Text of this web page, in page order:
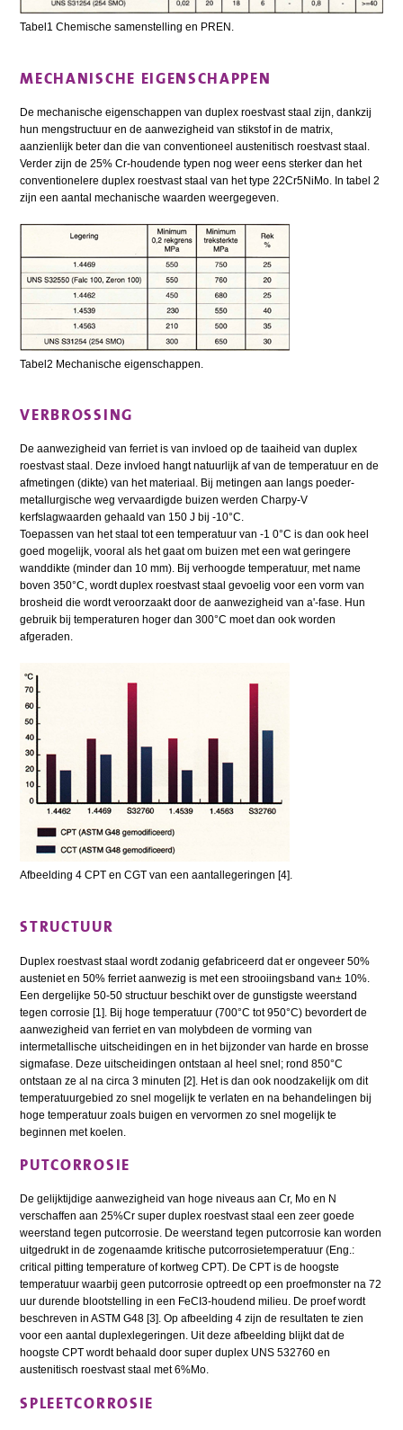
Tabel1 Chemische samenstelling en PREN.
MECHANISCHE EIGENSCHAPPEN
De mechanische eigenschappen van duplex roestvast staal zijn, dankzij
hun mengstructuur en de aanwezigheid van stikstof in de matrix,
aanzienlijk beter dan die van conventioneel austenitisch roestvast staal.
Verder zijn de 25% Cr-houdende typen nog weer eens sterker dan het
conventionelere duplex roestvast staal van het type 22Cr5NiMo. In tabel 2
zijn een aantal mechanische waarden weergegeven.
Tabel2 Mechanische eigenschappen.
VERBROSSING
De aanwezigheid van ferriet is van invloed op de taaiheid van duplex
roestvast staal. Deze invloed hangt natuurlijk af van de temperatuur en de
afmetingen (dikte) van het materiaal. Bij metingen aan langs poeder-
metallurgische weg vervaardigde buizen werden Charpy-V
kerfslagwaarden gehaald van 150 J bij -10°C.
Toepassen van het staal tot een temperatuur van -1 0°C is dan ook heel
goed mogelijk, vooral als het gaat om buizen met een wat geringere
wanddikte (minder dan 10 mm). Bij verhoogde temperatuur, met name
boven 350°C, wordt duplex roestvast staal gevoelig voor een vorm van
brosheid die wordt veroorzaakt door de aanwezigheid van a'-fase. Hun
gebruik bij temperaturen hoger dan 300°C moet dan ook worden
afgeraden.
Afbeelding 4 CPT en CGT van een aantallegeringen [4].
STRUCTUUR
Duplex roestvast staal wordt zodanig gefabriceerd dat er ongeveer 50%
austeniet en 50% ferriet aanwezig is met een strooiingsband van± 10%.
Een dergelijke 50-50 structuur beschikt over de gunstigste weerstand
tegen corrosie [1]. Bij hoge temperatuur (700°C tot 950°C) bevordert de
aanwezigheid van ferriet en van molybdeen de vorming van
intermetallische uitscheidingen en in het bijzonder van harde en brosse
sigmafase. Deze uitscheidingen ontstaan al heel snel; rond 850°C
ontstaan ze al na circa 3 minuten [2]. Het is dan ook noodzakelijk om dit
temperatuurgebied zo snel mogelijk te verlaten en na behandelingen bij
hoge temperatuur zoals buigen en vervormen zo snel mogelijk te
beginnen met koelen.
PUTCORROSIE
De gelijktijdige aanwezigheid van hoge niveaus aan Cr, Mo en N
verschaffen aan 25%Cr super duplex roestvast staal een zeer goede
weerstand tegen putcorrosie. De weerstand tegen putcorrosie kan worden
uitgedrukt in de zogenaamde kritische putcorrosietemperatuur (Eng.:
critical pitting temperature of kortweg CPT). De CPT is de hoogste
temperatuur waarbij geen putcorrosie optreedt op een proefmonster na 72
uur durende blootstelling in een FeCI3-houdend milieu. De proef wordt
beschreven in ASTM G48 [3]. Op afbeelding 4 zijn de resultaten te zien
voor een aantal duplexlegeringen. Uit deze afbeelding blijkt dat de
hoogste CPT wordt behaald door super duplex UNS 532760 en
austenitisch roestvast staal met 6%Mo.
SPLEETCORROSIE